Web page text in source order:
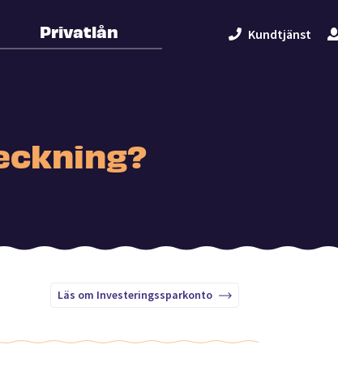
Privatlån Kundtjänst
Läs om Investeringssparkonto